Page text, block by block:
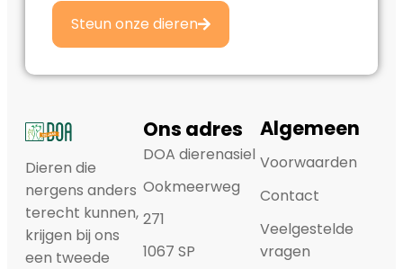
Steun onze dieren
Dieren die
nergens anders
terecht kunnen,
krijgen bij ons
een tweede
Ons adres
DOA dierenasiel
Ookmeerweg
271
1067 SP
Algemeen
Voorwaarden
Contact
Veelgestelde
vragen